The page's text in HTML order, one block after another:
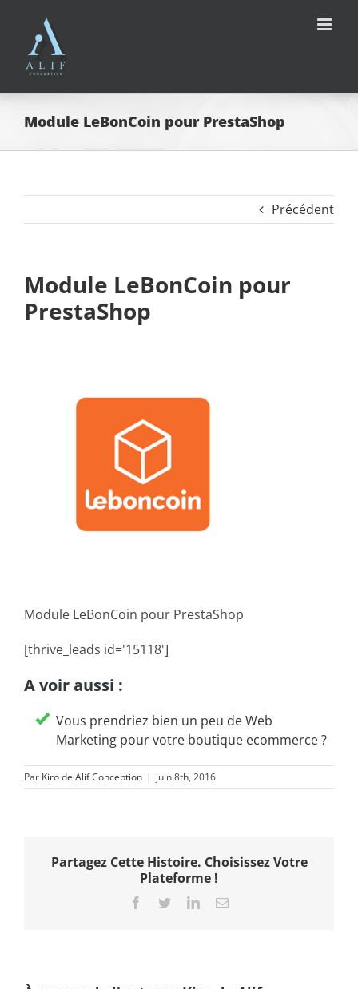
contenu
Module LeBonCoin pour PrestaShop
Précédent
Module LeBonCoin pour
PrestaShop
Module LeBonCoin pour PrestaShop
[thrive_leads id='15118']
A voir aussi :
Vous prendriez bien un peu de Web
Marketing pour votre boutique ecommerce ?
Par Kiro de Alif Conception | juin 8th, 2016
Partagez Cette Histoire. Choisissez Votre
Plateforme !
Facebook
TwitterLinkedInEmail